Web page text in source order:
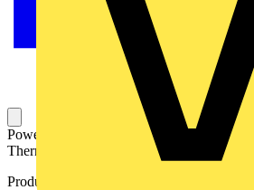
Powerbank; 12 … 24 V; 20100 mAh; für
Thermotransferdrucker Smart Printer
Produktkennzeichen